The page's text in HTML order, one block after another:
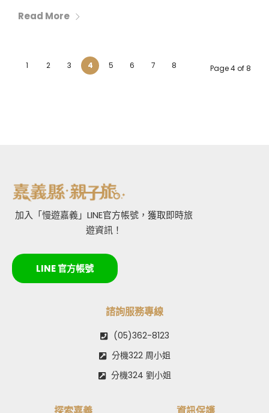
Read More
1 2 3 4 5 6 7 8 Page 4 of 8
加入「慢遊嘉義」LINE官方帳號，獲取即時旅
遊資訊！
LINE 官方帳號
諮詢服務專線
(05)362-8123
分機322 周小姐
分機324 劉小姐